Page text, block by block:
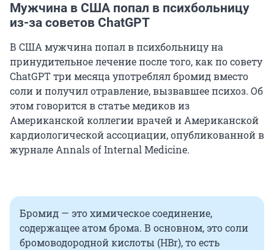
Мужчина в США попал в психбольницу
из-за советов ChatGPT
В США мужчина попал в психбольницу на
принудительное лечение после того, как по совету
ChatGPT три месяца употреблял бромид вместо
соли и получил отравление, вызвавшее психоз. Об
этом говорится в статье медиков из
Американской коллегии врачей и Американской
кардиологической ассоциации, опубликованной в
журнале Annals of Internal Medicine.
Бромид — это химическое соединение,
содержащее атом брома. В основном, это соли
бромоводородной кислоты (HBr), то есть